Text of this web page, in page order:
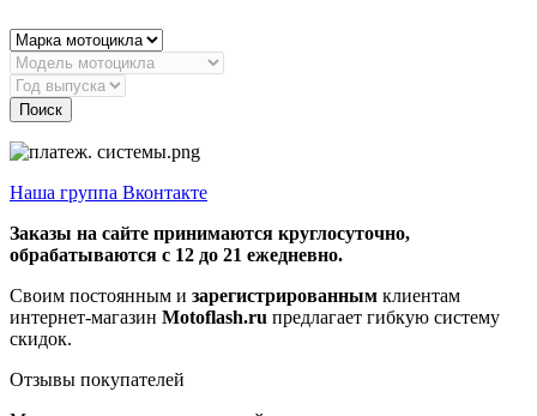
Поиск
Наша группа Вконтакте
Заказы на сайте принимаются круглосуточно,
обрабатываются с 12 до 21 ежедневно.
Своим постоянным и зарегистрированным клиентам
интернет-магазин Motoflash.ru предлагает гибкую систему
скидок.
Отзывы покупателей